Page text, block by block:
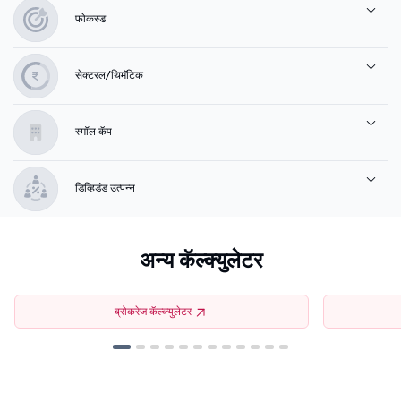
फोकस्ड
सेक्टरल/थिमॅटिक
स्मॉल कॅप
डिव्हिडंड उत्पन्न
अन्य कॅल्क्युलेटर
ब्रोकरेज कॅल्क्युलेटर